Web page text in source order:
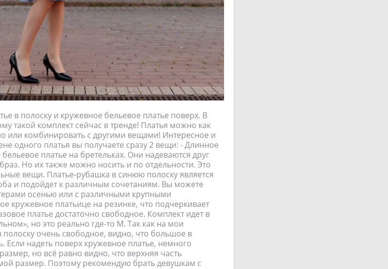
в полоску и кружевное бельевое платье поверх. В
такой комплект сейчас в тренде! Платья можно как
или комбинировать с другими вещами! Интересное и
одного платья вы получаете сразу 2 вещи: - Длинное
платье на бретельках. Они надеваются друг
Но их также можно носить и по отдельности. Это
вещи. Платье-рубашка в синюю полоску является
и подойдет к различным сочетаниям. Вы можете
осенью или с различными крупными
кружевное платьице на резинке, что подчеркивает
платье достаточно свободное. Комплект идет в
но это реально где-то M. Так как на мои
полоску очень свободное, видно, что большое в
Если надеть поверх кружевное платье, немного
но всё равно видно, что верхняя часть
размер. Поэтому рекомендую брать девушкам с